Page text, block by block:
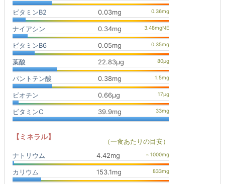
ビタミンB2 0.03mg
ナイアシン 0.34mg
ビタミンB6 0.05mg
葉酸 22.83μg
パントテン酸 0.38mg
ビオチン 0.66μg
ビタミンC 39.9mg
【ミネラル】
（一食あたりの目安）
ナトリウム
4.42mg
カリウム 153.1mg